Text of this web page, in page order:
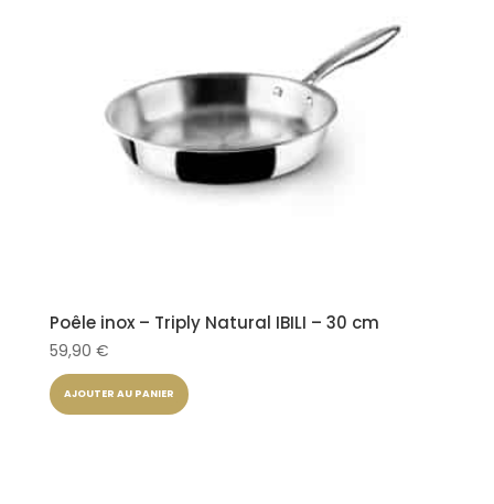
Poêle inox – Triply Natural IBILI – 30 cm
59,90 €
AJOUTER AU PANIER